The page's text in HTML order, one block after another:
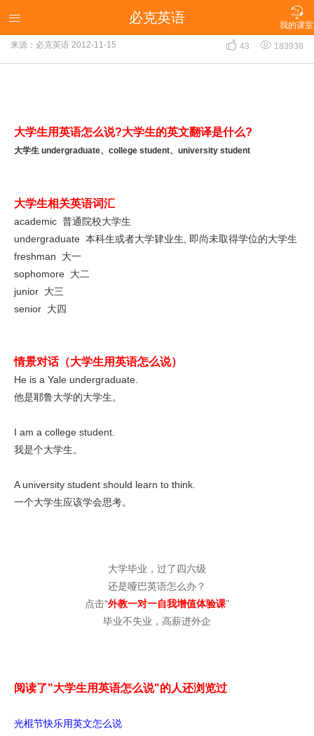

我的课室
 必克英语
大学生用英语怎么说？
来源：必克英语 2012-11-15  43  183938
大学生用英语怎么说?大学生的英文翻译是什么?
大学生 undergraduate、college student、university student
大学生相关英语词汇
academic 普通院校大学生
undergraduate 本科生或者大学肄业生, 即尚未取得学位的大学生
freshman 大一
sophomore 大二
junior 大三
senior 大四
情景对话（大学生用英语怎么说）
He is a Yale undergraduate.
他是耶鲁大学的大学生。
I am a college student.
我是个大学生。
A university student should learn to think.
一个大学生应该学会思考。
大学毕业，过了四六级
还是哑巴英语怎么办？
点击“外教一对一自我增值体验课”
毕业不失业，高薪进外企
阅读了"大学生用英语怎么说"的人还浏览过
光棍节快乐用英文怎么说